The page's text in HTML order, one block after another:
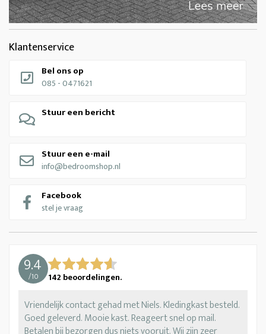
Klantenservice
Bel ons op
085 - 0471621
Stuur een bericht
Stuur een e-mail
info@bedroomshop.nl
Facebook
stel je vraag
9.4
/10 142 beoordelingen.
Vriendelijk contact gehad met Niels. Kledingkast besteld.
Goed geleverd. Mooie kast. Reageert snel op mail.